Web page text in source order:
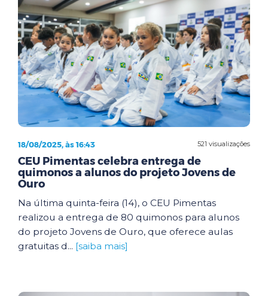
521 visualizações
18/08/2025, às 16:43
CEU Pimentas celebra entrega de
quimonos a alunos do projeto Jovens de
Ouro
Na última quinta-feira (14), o CEU Pimentas
realizou a entrega de 80 quimonos para alunos
do projeto Jovens de Ouro, que oferece aulas
gratuitas d... [saiba mais]